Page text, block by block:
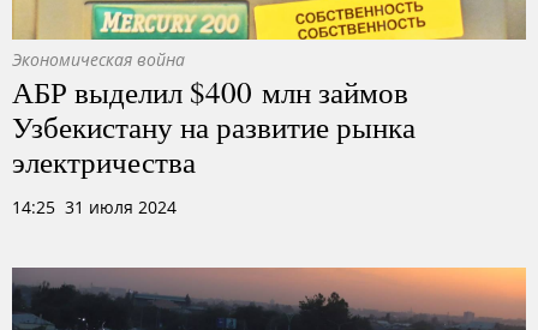
Экономическая война
АБР выделил $400 млн займов
Узбекистану на развитие рынка
электричества
14:25 31 июля 2024